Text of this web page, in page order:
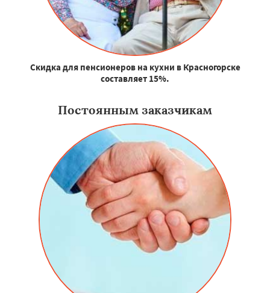
Скидка для пенсионеров на кухни в Красногорске
составляет 15%.
Постоянным заказчикам